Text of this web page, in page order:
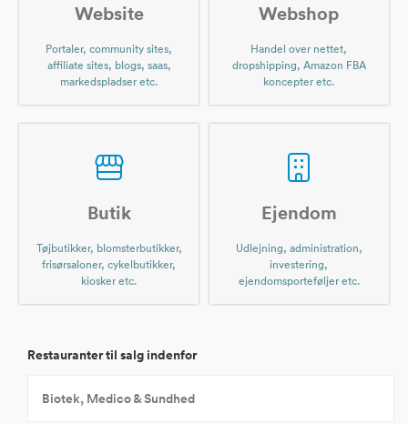
Website
Portaler, community sites,
affiliate sites, blogs, saas,
markedspladser etc.
Webshop
Handel over nettet,
dropshipping, Amazon FBA
koncepter etc.
Butik
Tøjbutikker, blomsterbutikker,
frisørsaloner, cykelbutikker,
kiosker etc.
Ejendom
Udlejning, administration,
investering,
ejendomsporteføljer etc.
Restauranter til salg indenfor
Biotek, Medico & Sundhed